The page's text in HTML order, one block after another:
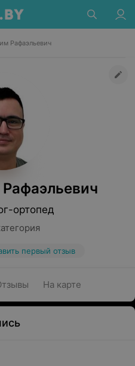
Рафаэльевич
ортопед
первый отзыв
На карте